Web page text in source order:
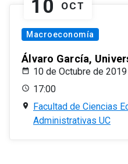
10 OCT
Macroeconomía
Álvaro García,
10 de Octubre de 2019
17:00
Facultad de Ciencias
Administrativas UC